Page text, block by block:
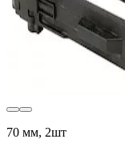
70 мм, 2шт